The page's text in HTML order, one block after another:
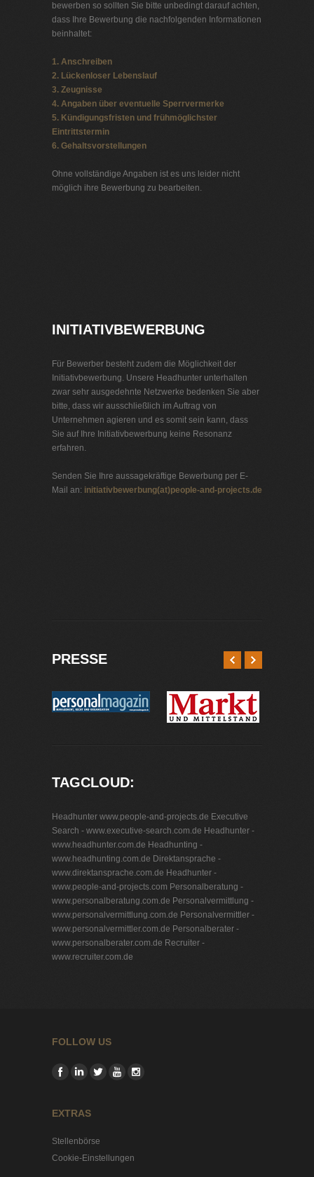
bewerben so sollten Sie bitte unbedingt darauf achten,
dass Ihre Bewerbung die nachfolgenden Informationen
beinhaltet:
1. Anschreiben
2. Lückenloser Lebenslauf
3. Zeugnisse
4. Angaben über eventuelle Sperrvermerke
5. Kündigungsfristen und frühmöglichster
Eintrittstermin
6. Gehaltsvorstellungen
Ohne vollständige Angaben ist es uns leider nicht
möglich ihre Bewerbung zu bearbeiten.
INITIATIVBEWERBUNG
Für Bewerber besteht zudem die Möglichkeit der
Initiativbewerbung. Unsere Headhunter unterhalten
zwar sehr ausgedehnte Netzwerke bedenken Sie aber
bitte, dass wir ausschließlich im Auftrag von
Unternehmen agieren und es somit sein kann, dass
Sie auf Ihre Initiativbewerbung keine Resonanz
erfahren.
Senden Sie Ihre aussagekräftige Bewerbung per E-
Mail an: initiativbewerbung(at)people-and-projects.de
PRESSE
TAGCLOUD:
Headhunter www.people-and-projects.de Executive
Search - www.executive-search.com.de Headhunter -
www.headhunter.com.de Headhunting -
www.headhunting.com.de Direktansprache -
www.direktansprache.com.de Headhunter -
www.people-and-projects.com Personalberatung -
www.personalberatung.com.de Personalvermittlung -
www.personalvermittlung.com.de Personalvermittler -
www.personalvermittler.com.de Personalberater -
www.personalberater.com.de Recruiter -
www.recruiter.com.de
FOLLOW US
EXTRAS
Stellenbörse
Cookie-Einstellungen